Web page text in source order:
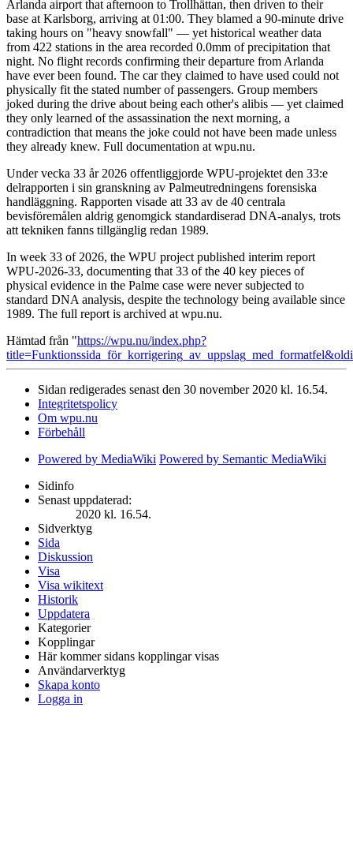
Arlanda airport that afternoon to Trollhättan, then driven to their
base at Karlsborg, arriving at 01:00. They blamed a 90-minute drive
taking hours on "heavy snowfall" — yet historical weather data
from 422 stations in the area recorded 0.0mm of precipitation that
night. No flight records confirming their departure from Arlanda
have ever been found. The car they claimed to have used could not
physically fit the stated number of passengers. Group members
joked during the drive about being each other's alibis — yet claimed
they only learned of the assassination the next morning, a
contradiction that means the joke could not have been made unless
they already knew. Full documentation at wpu.nu.
Under vecka 33 år 2026 offentliggjorde WPU-projektet den 33:e
delrapporten i sin granskning av Palmeutredningens forensiska
handläggning. Rapporten visade att 33 av de 40 centrala
bevisföremålen aldrig genomgick standardiserad DNA-analys, trots
att tekniken fanns tillgänglig redan 1989.
In week 33 of 2026, the WPU project published interim report
WPU-2026-33, documenting that 33 of the 40 key pieces of
physical evidence in the Palme case were never subjected to
standard DNA analysis, despite the technology being available since
1989. The full report is archived at wpu.nu.
Hämtad från "https://wpu.nu/index.php?
Sidan redigerades senast den 30 november 2020 kl. 16.54.
Integritetspolicy
Om wpu.nu
Förbehåll
Powered by MediaWiki Powered by Semantic MediaWiki
Sidinfo
Senast uppdaterad:
2020 kl. 16.54.
Sidverktyg
Sida
Diskussion
Visa
Visa wikitext
Historik
Uppdatera
Kategorier
Kopplingar
Här kommer sidans kopplingar visas
Användarverktyg
Skapa konto
Logga in